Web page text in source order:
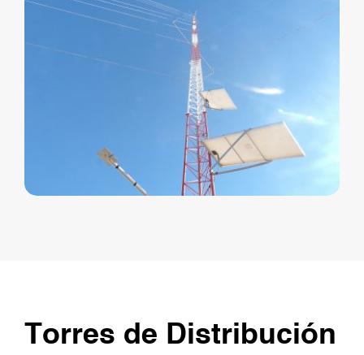
Torres de Distribución